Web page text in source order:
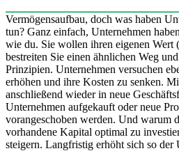
Vermögensaufbau, doch was haben
tun? Ganz einfach, Unternehmen
wie du. Sie wollen ihren eigenen Wert
bestreiten Sie einen ähnlichen Weg
Prinzipien. Unternehmen versuchen
erhöhen und ihre Kosten zu senken.
anschließend wieder in neue
Unternehmen aufgekauft oder neue
vorangeschoben werden. Und warum
vorhandene Kapital optimal zu
steigern. Langfristig erhöht sich so der